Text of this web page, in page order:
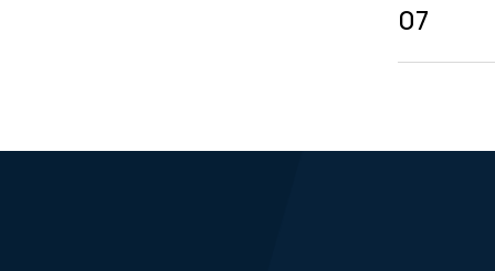
07